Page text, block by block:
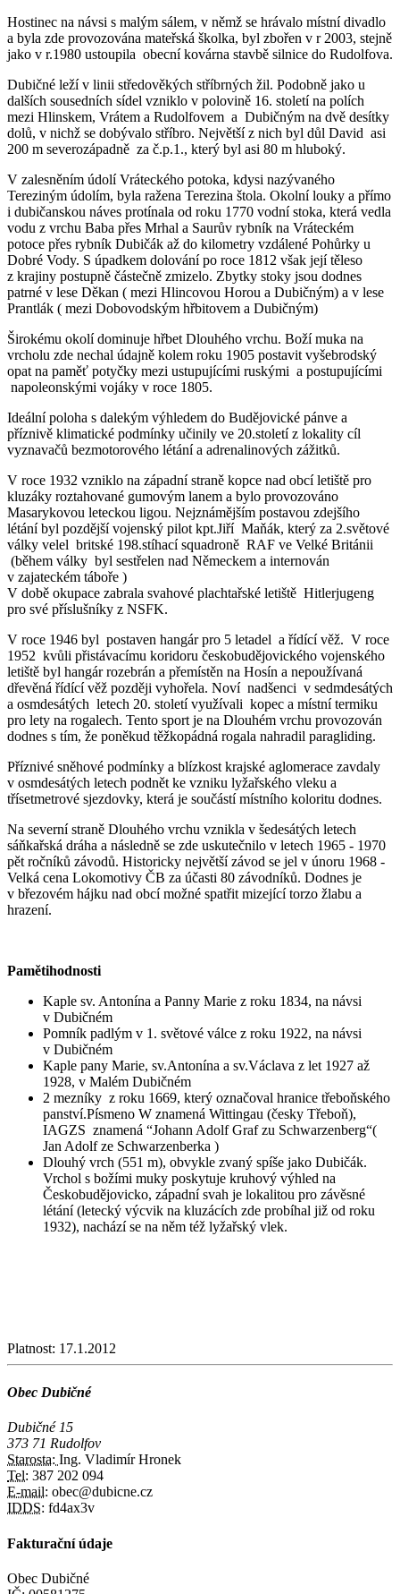
Hostinec na návsi s malým sálem, v němž se hrávalo místní divadlo
a byla zde provozována mateřská školka, byl zbořen v r 2003, stejně
jako v r.1980 ustoupila obecní kovárna stavbě silnice do Rudolfova.
Dubičné leží v linii středověkých stříbrných žil. Podobně jako u
dalších sousedních sídel vzniklo v polovině 16. století na polích
mezi Hlinskem, Vrátem a Rudolfovem a Dubičným na dvě desítky
dolů, v nichž se dobývalo stříbro. Největší z nich byl důl David asi
200 m severozápadně za č.p.1., který byl asi 80 m hluboký.
V zalesněním údolí Vráteckého potoka, kdysi nazývaného
Tereziným údolím, byla ražena Terezina štola. Okolní louky a přímo
i dubičanskou náves protínala od roku 1770 vodní stoka, která vedla
vodu z vrchu Baba přes Mrhal a Saurův rybník na Vráteckém
potoce přes rybník Dubičák až do kilometry vzdálené Pohůrky u
Dobré Vody. S úpadkem dolování po roce 1812 však její těleso
z krajiny postupně částečně zmizelo. Zbytky stoky jsou dodnes
patrné v lese Děkan ( mezi Hlincovou Horou a Dubičným) a v lese
Prantlák ( mezi Dobovodským hřbitovem a Dubičným)
Širokému okolí dominuje hřbet Dlouhého vrchu. Boží muka na
vrcholu zde nechal údajně kolem roku 1905 postavit vyšebrodský
opat na paměť potyčky mezi ustupujícími ruskými a postupujícími
napoleonskými vojáky v roce 1805.
Ideální poloha s dalekým výhledem do Budějovické pánve a
příznivě klimatické podmínky učinily ve 20.století z lokality cíl
vyznavačů bezmotorového létání a adrenalinových zážitků.
V roce 1932 vzniklo na západní straně kopce nad obcí letiště pro
kluzáky roztahované gumovým lanem a bylo provozováno
Masarykovou leteckou ligou. Nejznámějším postavou zdejšího
létání byl pozdější vojenský pilot kpt.Jiří Maňák, který za 2.světové
války velel britské 198.stíhací squadroně RAF ve Velké Británii
(během války byl sestřelen nad Německem a internován
v zajateckém táboře )
V době okupace zabrala svahové plachtařské letiště Hitlerjugeng
pro své příslušníky z NSFK.
V roce 1946 byl postaven hangár pro 5 letadel a řídící věž. V roce
1952 kvůli přistávacímu koridoru českobudějovického vojenského
letiště byl hangár rozebrán a přemístěn na Hosín a nepoužívaná
dřevěná řídící věž později vyhořela. Noví nadšenci v sedmdesátých
a osmdesátých letech 20. století využívali kopec a místní termiku
pro lety na rogalech. Tento sport je na Dlouhém vrchu provozován
dodnes s tím, že poněkud těžkopádná rogala nahradil paragliding.
Příznivé sněhové podmínky a blízkost krajské aglomerace zavdaly
v osmdesátých letech podnět ke vzniku lyžařského vleku a
třísetmetrové sjezdovky, která je součástí místního koloritu dodnes.
Na severní straně Dlouhého vrchu vznikla v šedesátých letech
sáňkařská dráha a následně se zde uskutečnilo v letech 1965 - 1970
pět ročníků závodů. Historicky největší závod se jel v únoru 1968 -
Velká cena Lokomotivy ČB za účasti 80 závodníků. Dodnes je
v březovém hájku nad obcí možné spatřit mizející torzo žlabu a
hrazení.
Pamětihodnosti
Kaple sv. Antonína a Panny Marie z roku 1834, na návsi
v Dubičném
Pomník padlým v 1. světové válce z roku 1922, na návsi
v Dubičném
Kaple pany Marie, sv.Antonína a sv.Václava z let 1927 až
1928, v Malém Dubičném
2 mezníky z roku 1669, který označoval hranice třeboňského
panství.Písmeno W znamená Wittingau (česky Třeboň),
IAGZS znamená “Johann Adolf Graf zu Schwarzenberg“(
Jan Adolf ze Schwarzenberka )
Dlouhý vrch (551 m), obvykle zvaný spíše jako Dubičák.
Vrchol s božími muky poskytuje kruhový výhled na
Českobudějovicko, západní svah je lokalitou pro závěsné
létání (letecký výcvik na kluzácích zde probíhal již od roku
1932), nachází se na něm též lyžařský vlek.
Platnost: 17.1.2012
Obec Dubičné
Dubičné 15
373 71 Rudolfov
Starosta: Ing. Vladimír Hronek
Tel: 387 202 094
E-mail: obec@dubicne.cz
IDDS: fd4ax3v
Fakturační údaje
Obec Dubičné